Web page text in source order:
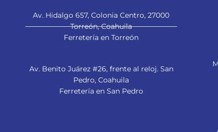
Av. Hidalgo 657, Colonia Centro, 27000
Torreón, Coahuila
Ferretería en Torreón
Av. Benito Juárez #26, frente al reloj. San
Pedro, Coahuila
Ferretería en San Pedro